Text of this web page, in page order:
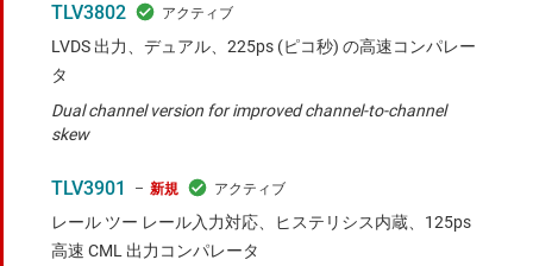
TLV3802
LVDS 出力、デュアル、225ps (ピコ秒) の高速コンパレー
タ
Dual channel version for improved channel-to-channel
skew
新規
TLV3901
レール ツー レール入力対応、ヒステリシス内蔵、125ps
高速 CML 出力コンパレータ